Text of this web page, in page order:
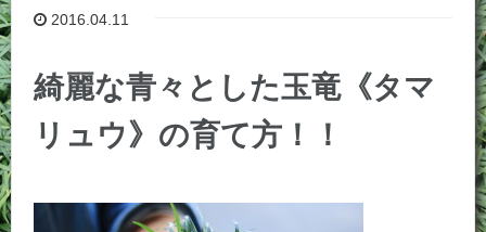
2016.04.11
綺麗な青々とした玉竜《タマ
リュウ》の育て方！！